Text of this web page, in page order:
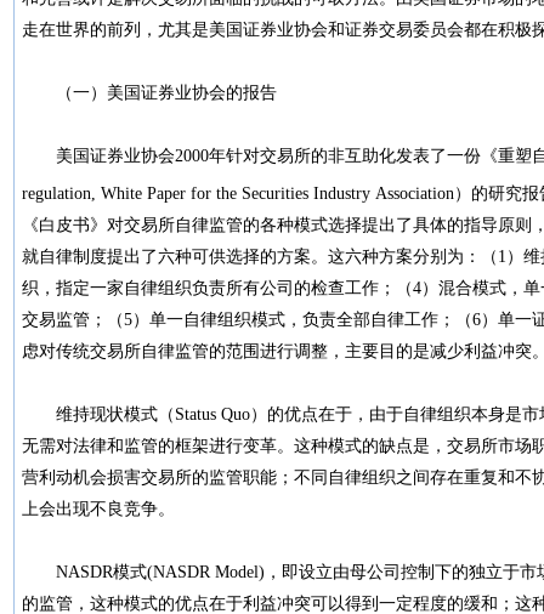
走在世界的前列，尤其是美国证券业协会和证券交易委员会都在积
（一）美国证券业协会的报告
美国证券业协会2000年针对交易所的非互助化发表了一份《重塑
regulation, White Paper for the Securities Industry Association）的研究
《白皮书》对交易所自律监管的各种模式选择提出了具体的指导原
就自律制度提出了六种可供选择的方案。这六种方案分别为：（1）
织，指定一家自律组织负责所有公司的检查工作；（4）混合模式，
交易监管；（5）单一自律组织模式，负责全部自律工作；（6）单一
虑对传统交易所自律监管的范围进行调整，主要目的是减少利益冲
维持现状模式（Status Quo）的优点在于，由于自律组织本身是
无需对法律和监管的框架进行变革。这种模式的缺点是，交易所市场
营利动机会损害交易所的监管职能；不同自律组织之间存在重复和不
上会出现不良竞争。
NASDR模式(NASDR Model)，即设立由母公司控制下的独立于市
的监管，这种模式的优点在于利益冲突可以得到一定程度的缓和；这